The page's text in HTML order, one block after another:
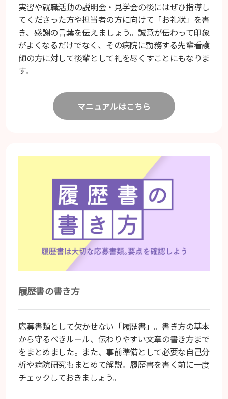
実習や就職活動の説明会・見学会の後にはぜひ指導し
てくださった方や担当者の方に向けて「お礼状」を書
き、感謝の言葉を伝えましょう。誠意が伝わって印象
がよくなるだけでなく、その病院に勤務する先輩看護
師の方に対して後輩として礼を尽くすことにもなりま
す。
マニュアルはこちら
履歴書の書き方
応募書類として欠かせない「履歴書」。書き方の基本
から守るべきルール、伝わりやすい文章の書き方まで
をまとめました。また、事前準備として必要な自己分
析や病院研究もまとめて解説。履歴書を書く前に一度
チェックしておきましょう。